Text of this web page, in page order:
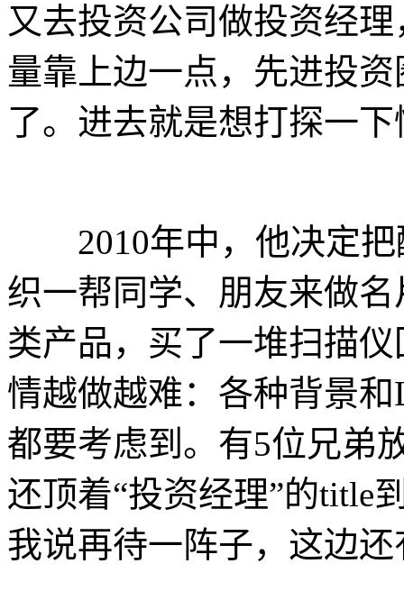
又去投资公司做投资经
量靠上边一点，先进投
了。进去就是想打探一下
2010年中，他决定把
织一帮同学、朋友来做
类产品，买了一堆扫描
情越做越难：各种背景
都要考虑到。有5位兄弟
还顶着“投资经理”的title
我说再待一阵子，这边